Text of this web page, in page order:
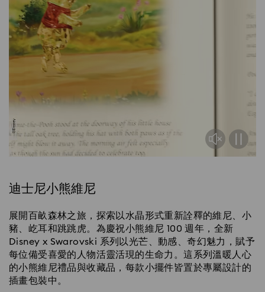
迪士尼小熊維尼
展開百畝森林之旅，探索以水晶形式重新詮釋的維尼、小
豬、屹耳和跳跳虎。為慶祝小熊維尼 100 週年，全新
Disney x Swarovski 系列以光芒、動感、奇幻魅力，賦予
每位備受喜愛的人物活靈活現的生命力。這系列溫暖人心
的小熊維尼禮品與收藏品，每款小擺件皆置於專屬設計的
插畫包裝中。